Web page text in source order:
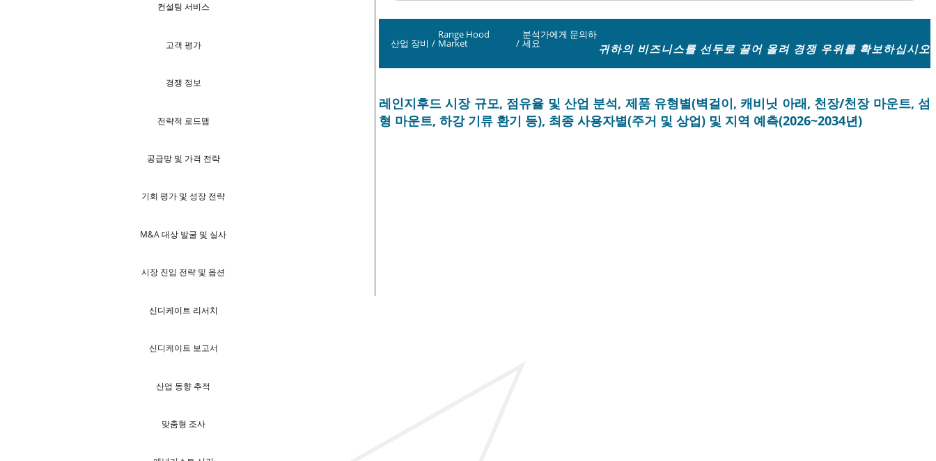
컨설팅 서비스
고객 평가
경쟁 정보
전략적 로드맵
공급망 및 가격 전략
기회 평가 및 성장 전략
M&A 대상 발굴 및 실사
시장 진입 전략 및 옵션
신디케이트 리서치
신디케이트 보고서
산업 동향 추적
맞춤형 조사
산업 장비 /
Range Hood
Market /
분석가에게 문의하
세요 귀하의 비즈니스를 선두로 끌어 올려 경쟁 우위를 확보하십시오
레인지후드 시장 규모, 점유율 및 산업 분석, 제품 유형별(벽걸이, 캐비닛 아래, 천장/천장 마운트, 섬
형 마운트, 하강 기류 환기 등), 최종 사용자별(주거 및 상업) 및 지역 예측(2026~2034년)